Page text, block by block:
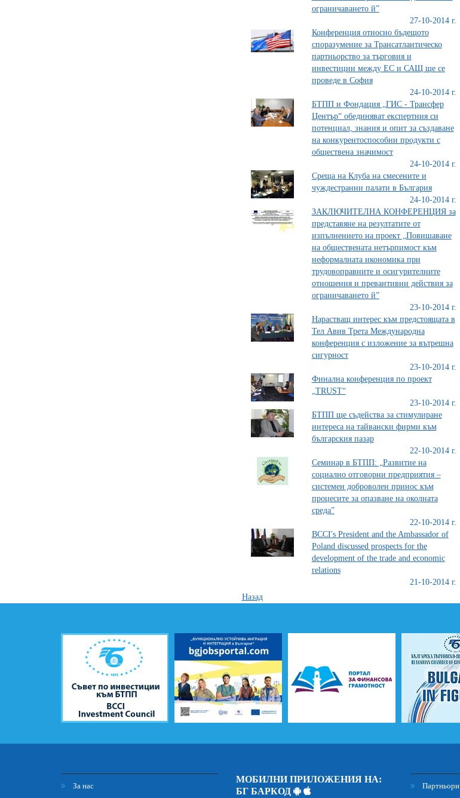
ограничаването й”
27-10-2014 г.
Конференция относно бъдещото
споразумение за Трансатлантическо
партньорство за търговия и
инвестиции между ЕС и САЩ ще се
проведе в София
24-10-2014 г.
БТПП и Фондация „ГИС - Трансфер
Център“ обединяват експертния си
потенциал, знания и опит за създаване
на конкурентоспособни продукти с
обществена значимост
24-10-2014 г.
Среща на Клуба на смесените и
чуждестранни палати в България
24-10-2014 г.
ЗАКЛЮЧИТЕЛНА КОНФЕРЕНЦИЯ за
представяне на резултатите от
изпълнението на проект „Повишаване
на обществената нетърпимост към
неформалната икономика при
трудовоправните и осигурителните
отношения и превантивни действия за
ограничаването й”
23-10-2014 г.
Нарастващ интерес към предстоящата в
Тел Авив Трета Международна
конференция с изложение за вътрешна
сигурност
23-10-2014 г.
Финална конференция по проект
„TRUST“
23-10-2014 г.
БТПП ще съдейства за стимулиране
интереса на тайвански фирми към
българския пазар
22-10-2014 г.
Семинар в БТПП: „Развитие на
социално отговорни предприятия –
системен доброволен принос към
процесите за опазване на околната
среда”
22-10-2014 г.
BCCI's President and the Ambassador of
Poland discussed prospects for the
development of the trade and economic
relations
21-10-2014 г.
Назад
За нас
МОБИЛНИ ПРИЛОЖЕНИЯ НА:
БГ БАРКОД
Партньори